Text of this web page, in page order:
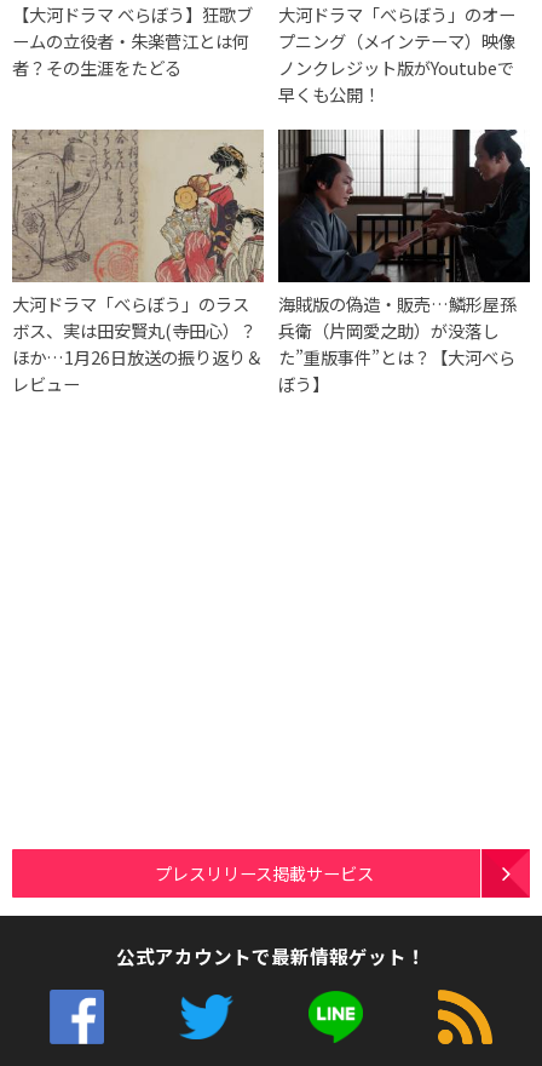
【大河ドラマ べらぼう】狂歌ブ
ームの立役者・朱楽菅江とは何
者？その生涯をたどる
大河ドラマ「べらぼう」のオー
プニング（メインテーマ）映像
ノンクレジット版がYoutubeで
早くも公開！
大河ドラマ「べらぼう」のラス
ボス、実は田安賢丸(寺田心）？
ほか…1月26日放送の振り返り＆
レビュー
海賊版の偽造・販売…鱗形屋孫
兵衛（片岡愛之助）が没落し
た”重版事件”とは？【大河べら
ぼう】
プレスリリース掲載サービス
公式アカウントで最新情報ゲット！